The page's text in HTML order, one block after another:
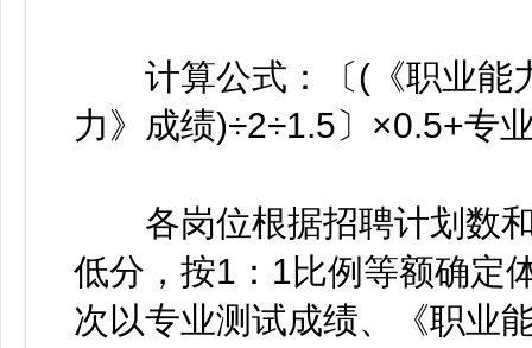
计算公式：〔(《职业能
力》成绩)÷2÷1.5〕×0.5+专
各岗位根据招聘计划数和
低分，按1：1比例等额确定
次以专业测试成绩、《职业